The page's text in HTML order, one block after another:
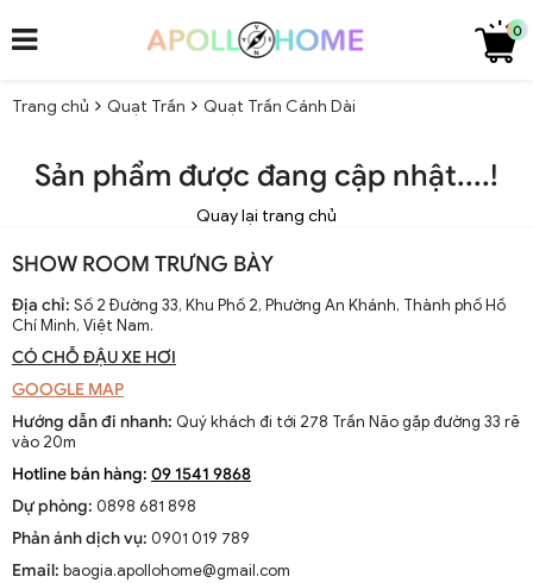
0
Trang chủ Quạt Trần Quạt Trần Cánh Dài
Sản phẩm được đang cập nhật....!
Quay lại trang chủ
SHOW ROOM TRƯNG BÀY
Địa chỉ: Số 2 Đường 33, Khu Phố 2, Phường An Khánh, Thành phố Hồ
Chí Minh, Việt Nam.
CÓ CHỖ ĐẬU XE HƠI
GOOGLE MAP
Hướng dẫn đi nhanh: Quý khách đi tới 278 Trần Não gặp đường 33 rẽ
vào 20m
Hotline bán hàng: 09 1541 9868
Dự phòng: 0898 681 898
Phản ánh dịch vụ: 0901 019 789
Email: baogia.apollohome@gmail.com